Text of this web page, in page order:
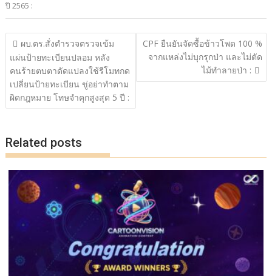
b
o
o
k
er y
Li
n
k
e
ปี 2565 :
แนะแนว
เรื่อง
ผบ.ตร.สั่งตำรวจตรวจเข้ม
แผ่นป้ายทะเบียนปลอม หลัง
คนร้ายตบตาดัดแปลงใช้รีโมทกด
เปลี่ยนป้ายทะเบียน ขู่อย่าทำตาม
ผิดกฎหมาย โทษจำคุกสูงสุด 5 ปี :
CPF ยืนยันจัดซื้อข้าวโพด 100 %
จากแหล่งไม่บุกรุกป่า และไม่ตัด
ไม้ทำลายป่า :
Related posts